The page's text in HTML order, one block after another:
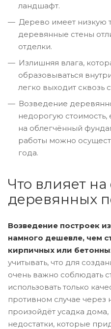
ландшафт.
Дерево имеет низкую
деревянные стены
отделки.
Излишняя влага,
образовываться
легко выходит сквозь
Возведение
недорогую стоимость,
на облегчённый
работы можно
года.
Что влияет на
деревянных
Возведение построек
намного дешевле, чем
кирпичных или
учитывать, что для
очень важно соблюдать
использовать только
противном случае через
произойдёт усадка дома,
недостатки, которые